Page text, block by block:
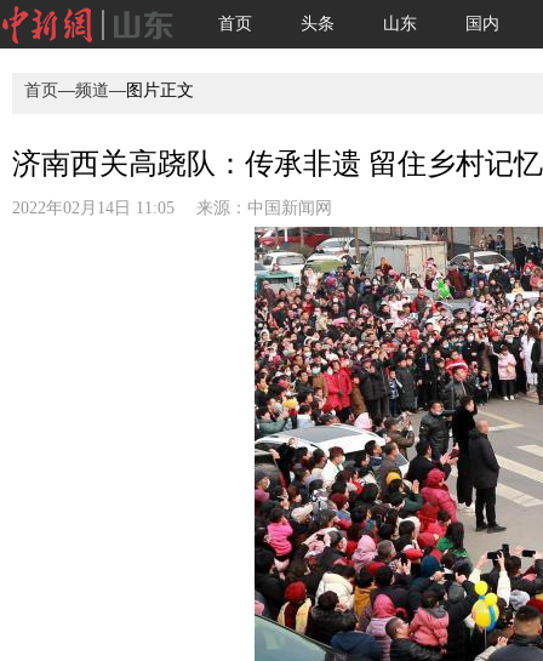
首页 头条 山东 国内
首页—频道—图片正文
济南西关高跷队：传承非遗 留住乡村记
2022年02月14日 11:05 来源： 中国新闻网